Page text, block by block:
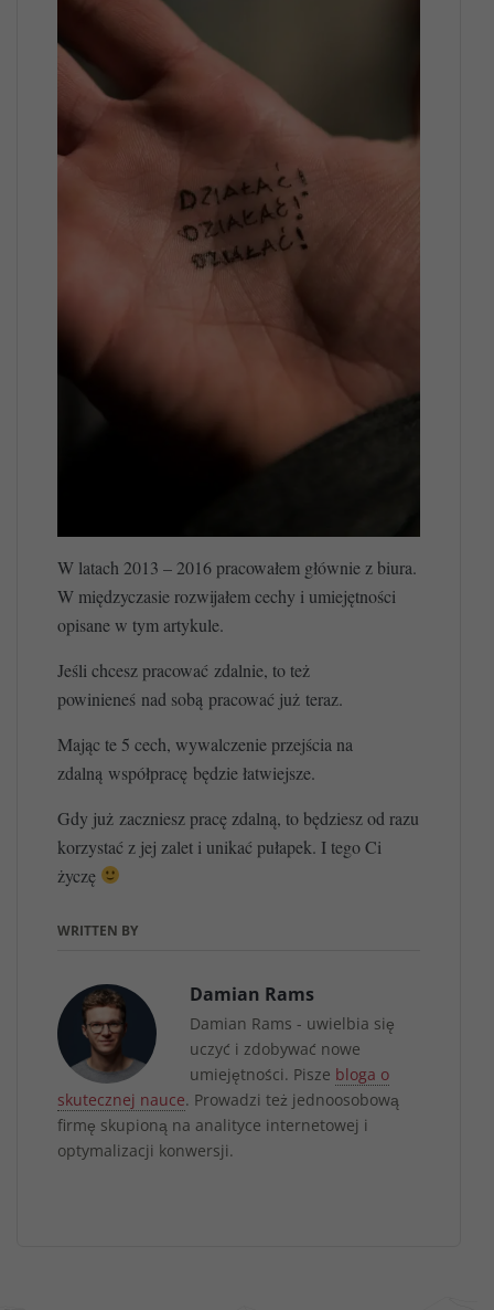
W latach 2013 – 2016 pracowałem głównie z biura.
W międzyczasie rozwijałem cechy i umiejętności
opisane w tym artykule.
Jeśli chcesz pracować zdalnie, to też
powinieneś nad sobą pracować już teraz.
Mając te 5 cech, wywalczenie przejścia na
zdalną współpracę będzie łatwiejsze.
Gdy już zaczniesz pracę zdalną, to będziesz od razu
korzystać z jej zalet i unikać pułapek. I tego Ci
życzę
WRITTEN BY
Damian Rams
Damian Rams - uwielbia się
uczyć i zdobywać nowe
umiejętności. Pisze bloga o
skutecznej nauce. Prowadzi też jednoosobową
firmę skupioną na analityce internetowej i
optymalizacji konwersji.